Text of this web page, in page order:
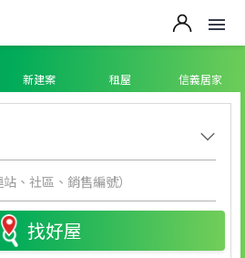
新建案 租屋 信義居家
找好屋